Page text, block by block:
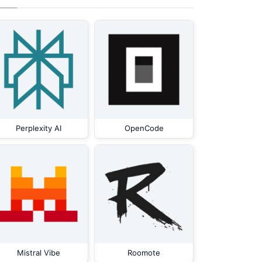
Perplexity AI OpenCode
Mistral Vibe Roomote